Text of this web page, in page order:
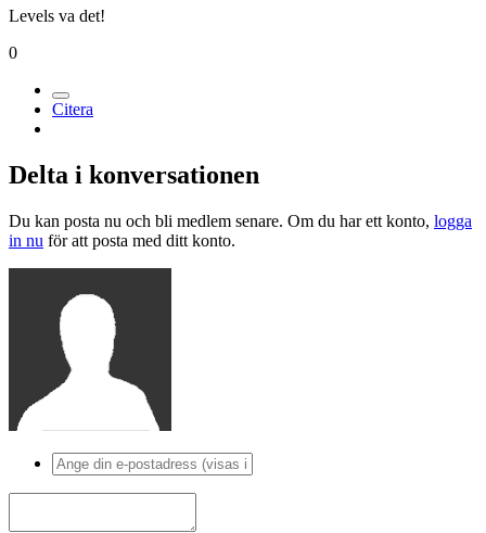
Levels va det!
0
Citera
Delta i konversationen
Du kan posta nu och bli medlem senare. Om du har ett konto, logga
in nu för att posta med ditt konto.